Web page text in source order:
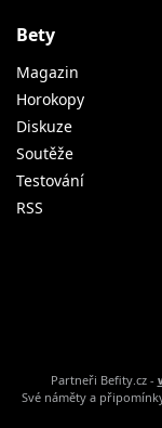
Bety
Magazin
Horokopy
Diskuze
Soutěže
Testování
RSS
Partneři Befity.cz -
Své náměty a